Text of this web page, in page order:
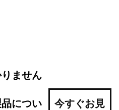
ません
につい
今すぐお見